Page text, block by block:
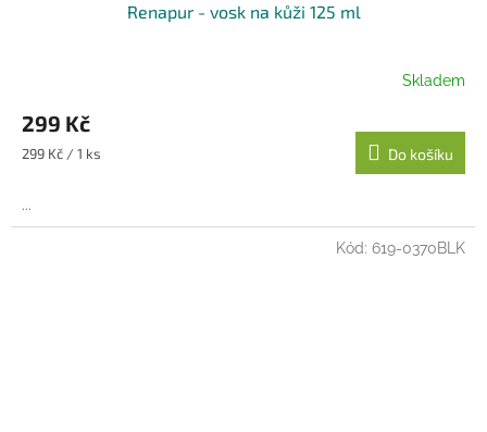
Renapur - vosk na kůži 125 ml
Skladem
299 Kč
Měrná
299 Kč / 1 ks Do košíku
...
Kód: 619-0370BLK